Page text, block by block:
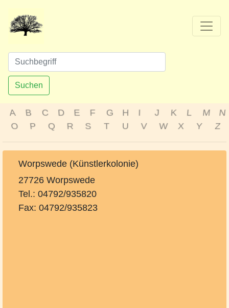
Suchen
A B C D E F G H I J K L M N
O P Q R S T U V W X Y Z
Worpswede (Künstlerkolonie)
27726 Worpswede
Tel.: 04792/935820
Fax: 04792/935823